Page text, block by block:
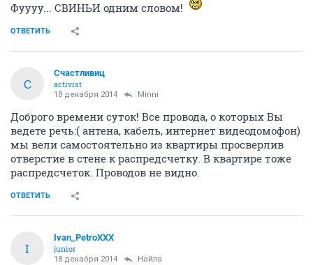
Фуууу... СВИНЬИ одним словом!
ОТВЕТИТЬ
С
Счастливиц
activist
18 декабря 2014 Minni
Доброго времени суток! Все провода, о которых Вы
ведете речь:( антена, кабель, интернет видеодомофон)
мы вели самостоятельно из квартиры просверлив
отверстие в стене к распредсчетку. В квартире тоже
распредсчеток. Проводов не видно.
ОТВЕТИТЬ
I
Ivan_PetroXXX
junior
18 декабря 2014 Найла